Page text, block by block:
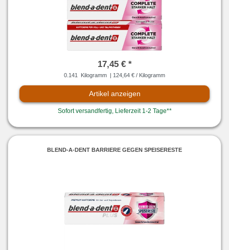
17,45 € *
0.141 Kilogramm | 124,64 € / Kilogramm
Artikel anzeigen
Sofort versandfertig, Lieferzeit 1-2 Tage**
BLEND-A-DENT BARRIERE GEGEN SPEISERESTE